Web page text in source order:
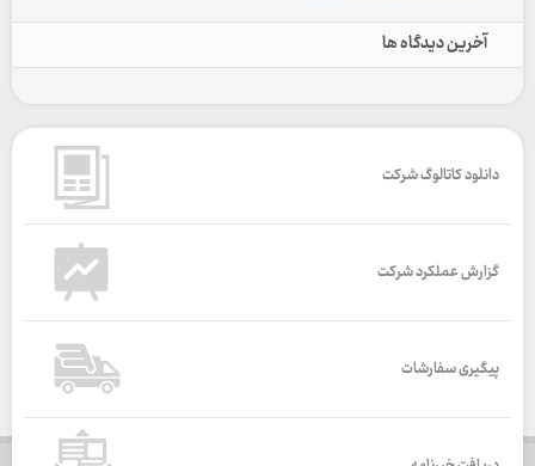
آخرین دیدگاه ها
دانلود کاتالوگ شرکت
گزارش عملکرد شرکت
پیگیری سفارشات